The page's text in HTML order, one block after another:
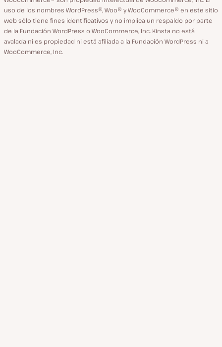
uso de los nombres WordPress®, Woo® y WooCommerce® en este sitio
web sólo tiene fines identificativos y no implica un respaldo por parte
de la Fundación WordPress o WooCommerce, Inc. Kinsta no está
avalada ni es propiedad ni está afiliada a la Fundación WordPress ni a
WooCommerce, Inc.